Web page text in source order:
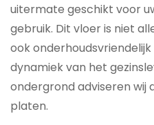
uitermate geschikt voor
gebruik. Dit vloer is niet
ook
dynamiek van het
ondergrond adviseren wij
platen.